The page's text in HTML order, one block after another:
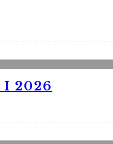
I 2026